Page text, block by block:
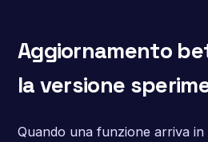
Aggiornamento
la versione
Quando una funzione arriva